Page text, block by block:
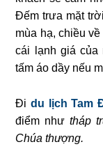
Đếm trưa mặt
mùa hạ, chiều
cái lạnh giá của
tấm áo dầy nếu
Đidu lịch Tam
điểm nhưtháp
Chúa thượng.